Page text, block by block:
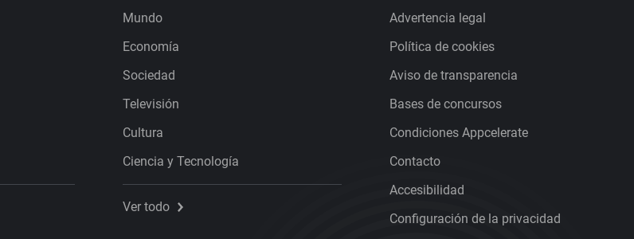
Mundo
Economía
Sociedad
Televisión
Cultura
Ciencia y Tecnología
Ver todo
Advertencia legal
Política de cookies
Aviso de transparencia
Bases de concursos
Condiciones Appcelerate
Contacto
Accesibilidad
Configuración de la privacidad